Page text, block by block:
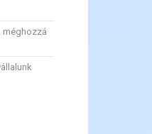
méghozzá